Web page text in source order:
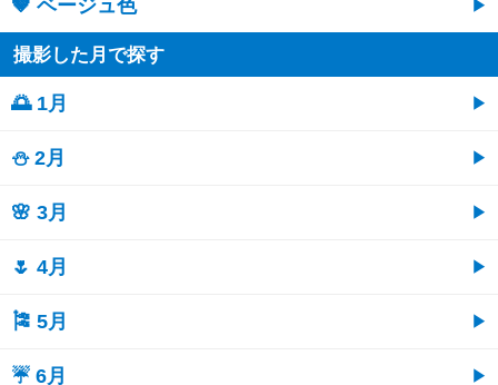
🤎 ベージュ色
撮影した月で探す
🌅 1月
⛄ 2月
🌸 3月
🌷 4月
🎏 5月
☔ 6月